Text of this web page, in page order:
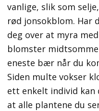
vanlige, slik som
rød jonsokblom. Har
deg over at myra
blomster
eneste bær når du
Siden multe vokser
ett enkelt individ kan
at alle plantene du